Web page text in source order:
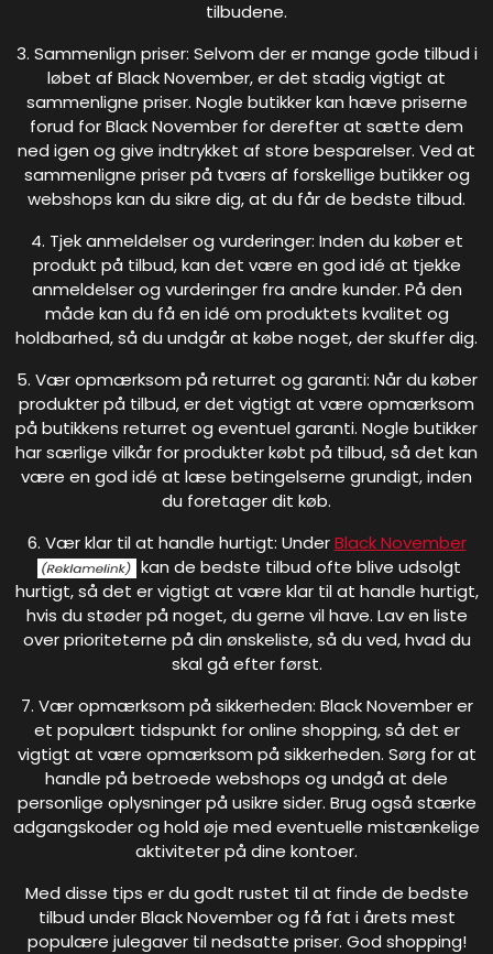
tilbudene.
3. Sammenlign priser: Selvom der er mange gode tilbud i
løbet af Black November, er det stadig vigtigt at
sammenligne priser. Nogle butikker kan hæve priserne
forud for Black November for derefter at sætte dem
ned igen og give indtrykket af store besparelser. Ved at
sammenligne priser på tværs af forskellige butikker og
webshops kan du sikre dig, at du får de bedste tilbud.
4. Tjek anmeldelser og vurderinger: Inden du køber et
produkt på tilbud, kan det være en god idé at tjekke
anmeldelser og vurderinger fra andre kunder. På den
måde kan du få en idé om produktets kvalitet og
holdbarhed, så du undgår at købe noget, der skuffer dig.
5. Vær opmærksom på returret og garanti: Når du køber
produkter på tilbud, er det vigtigt at være opmærksom
på butikkens returret og eventuel garanti. Nogle butikker
har særlige vilkår for produkter købt på tilbud, så det kan
være en god idé at læse betingelserne grundigt, inden
du foretager dit køb.
6. Vær klar til at handle hurtigt: UnderBlack November
kan de bedste tilbud ofte blive udsolgt
hurtigt, så det er vigtigt at være klar til at handle hurtigt,
hvis du støder på noget, du gerne vil have. Lav en liste
over prioriteterne på din ønskeliste, så du ved, hvad du
skal gå efter først.
7. Vær opmærksom på sikkerheden: Black November er
et populært tidspunkt for online shopping, så det er
vigtigt at være opmærksom på sikkerheden. Sørg for at
handle på betroede webshops og undgå at dele
personlige oplysninger på usikre sider. Brug også stærke
adgangskoder og hold øje med eventuelle mistænkelige
aktiviteter på dine kontoer.
Med disse tips er du godt rustet til at finde de bedste
tilbud under Black November og få fat i årets mest
populære julegaver til nedsatte priser. God shopping!